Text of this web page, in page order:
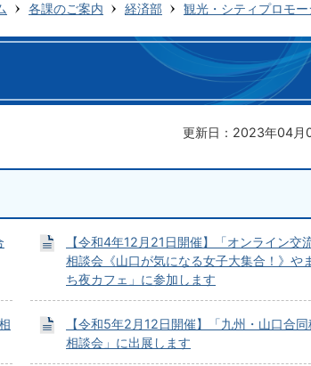
各課のご案内 経済部 観光・シティプロモ
更新日：2023年04月
【令和4年12月21日開催】「オンライン交
相談会《山口が気になる女子大集合！》や
ち夜カフェ」に参加します
【令和5年2月12日開催】「九州・山口合同
相談会」に出展します